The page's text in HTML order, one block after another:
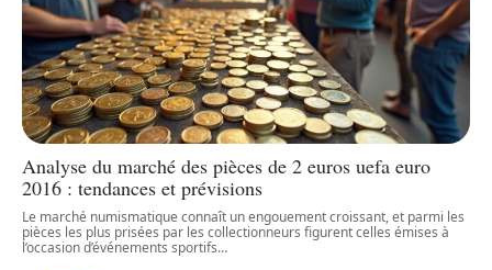
Analyse du marché des pièces de 2 euros uefa euro
2016 : tendances et prévisions
Le marché numismatique connaît un engouement croissant, et parmi les
pièces les plus prisées par les collectionneurs figurent celles émises à
l’occasion d’événements sportifs…